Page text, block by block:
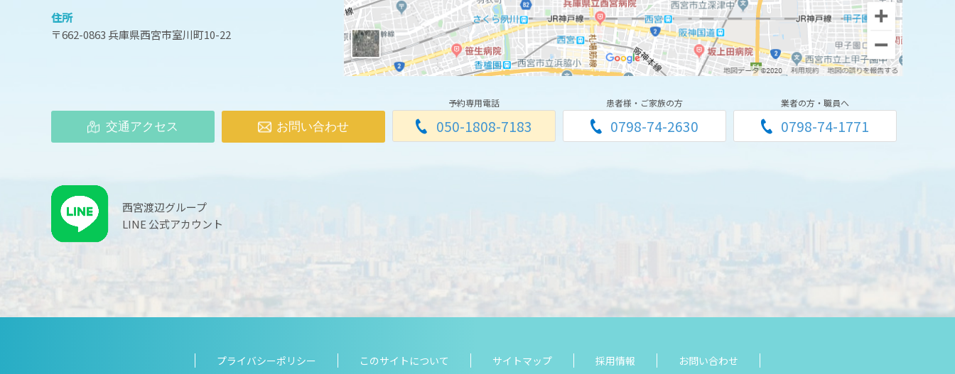
住所
〒662-0863 兵庫県西宮市室川町10-22
交通アクセス お問い合わせ
予約専用電話
050-1808-7183
患者様・ご家族の方
0798-74-2630
業者の方・職員へ
0798-74-1771
西宮渡辺グループ
LINE 公式アカウント
プライバシーポリシー このサイトについて サイトマップ 採用情報 お問い合わせ